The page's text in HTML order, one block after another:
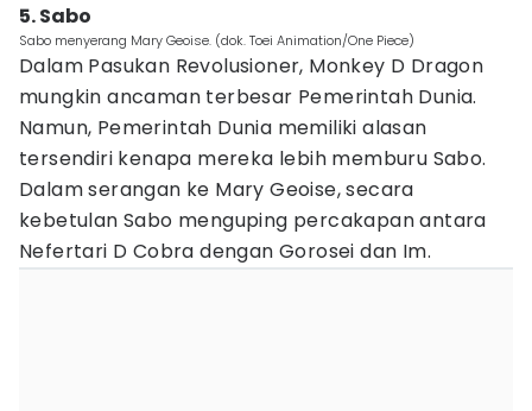
5. Sabo
Sabo menyerang Mary Geoise. (dok. Toei Animation/One Piece)
Dalam Pasukan Revolusioner, Monkey D Dragon
mungkin ancaman terbesar Pemerintah Dunia.
Namun, Pemerintah Dunia memiliki alasan
tersendiri kenapa mereka lebih memburu Sabo.
Dalam serangan ke Mary Geoise, secara
kebetulan Sabo menguping percakapan antara
Nefertari D Cobra dengan Gorosei dan Im.